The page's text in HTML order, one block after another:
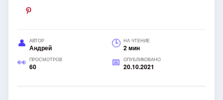
АВТОР
Андрей
НА ЧТЕНИЕ
2 мин
ПРОСМОТРОВ
60
ОПУБЛИКОВАНО
20.10.2021